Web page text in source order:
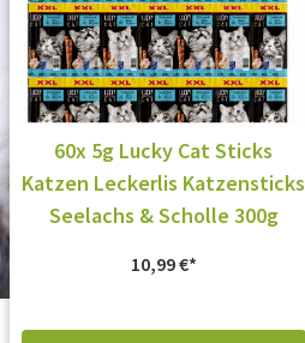
60x 5g Lucky Cat Sticks
Katzen Leckerlis Katzensticks
Seelachs & Scholle 300g
10,99€